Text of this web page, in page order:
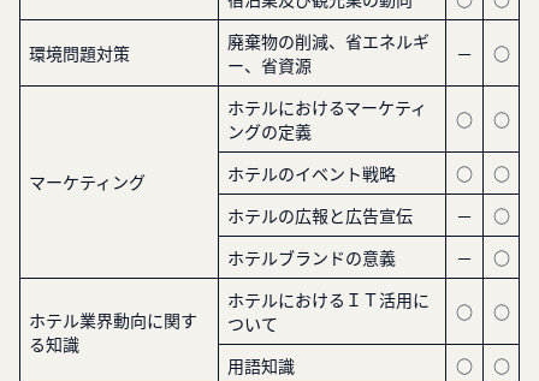
環境問題対策
廃棄物の削減、省エネルギ
ー、省資源
－ ○
マーケティング
ホテルにおけるマーケティ
ングの定義
○ ○
ホテルのイベント戦略 ○
○
ホテルの広報と広告宣伝
－
○
ホテルブランドの意義
－ ○
ホテル業界動向に関す
る知識
ホテルにおけるＩＴ活用に
ついて
○ ○
用語知識 ○ ○